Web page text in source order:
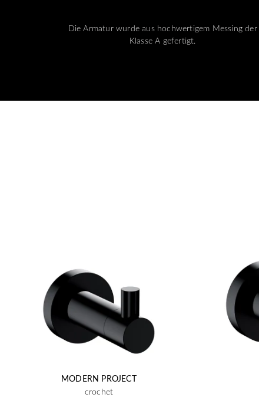
Die Armatur wurde aus hochwertigem Messing der
Klasse A gefertigt.
MODERN PROJECT
crochet